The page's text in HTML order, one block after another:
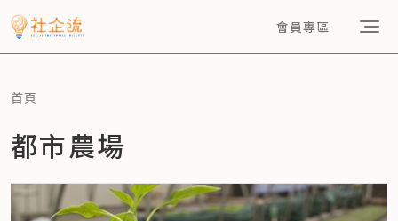
會員專區
首頁
都市農場